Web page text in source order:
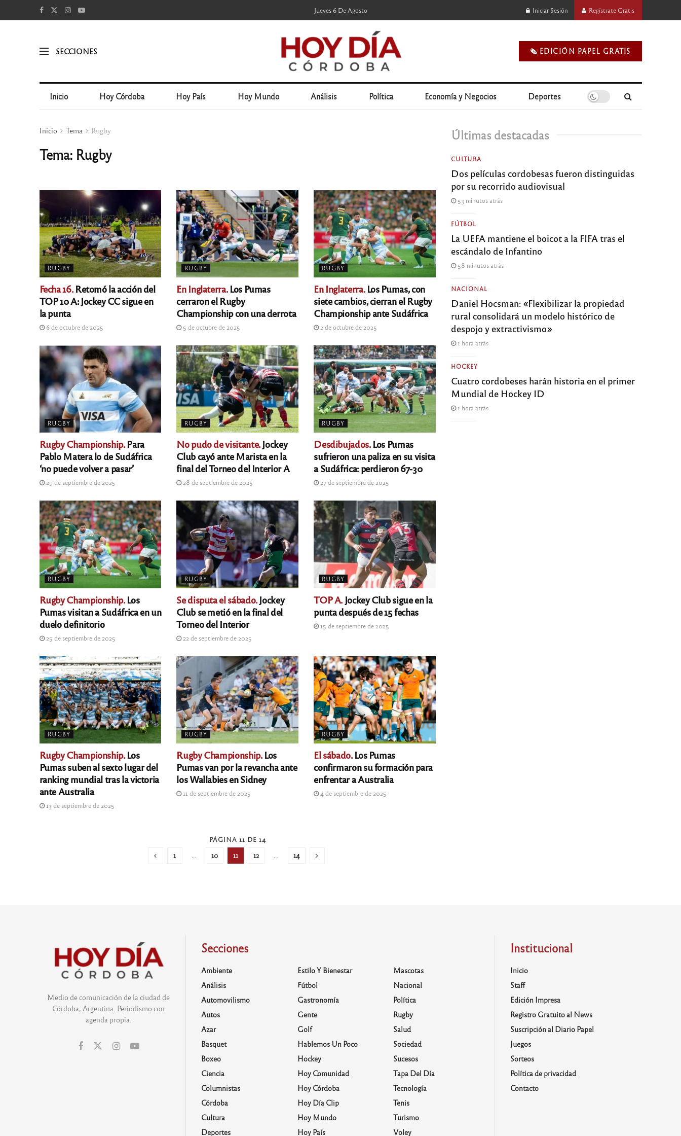
Jueves 6 De Agosto Iniciar Sesión Regístrate Gratis
SECCIONES 🗞️ EDICIÓN PAPEL GRATIS
Inicio Hoy Córdoba Hoy País Hoy Mundo Análisis Política Economía y Negocios Deportes
Inicio Tema Rugby
Tema: Rugby
RUGBY
Fecha 16.Retomó la acción del
TOP 10 A: Jockey CC sigue en
la punta
6 de octubre de 2025
RUGBY
En Inglaterra.Los Pumas
cerraron el Rugby
Championship con una derrota
5 de octubre de 2025
RUGBY
En Inglaterra.Los Pumas, con
siete cambios, cierran el Rugby
Championship ante Sudáfrica
2 de octubre de 2025
RUGBY
Rugby Championship.Para
Pablo Matera lo de Sudáfrica
‘no puede volver a pasar’
29 de septiembre de 2025
RUGBY
No pudo de visitante.Jockey
Club cayó ante Marista en la
final del Torneo del Interior A
28 de septiembre de 2025
RUGBY
Desdibujados.Los Pumas
sufrieron una paliza en su visita
a Sudáfrica: perdieron 67-30
27 de septiembre de 2025
RUGBY
Rugby Championship.Los
Pumas visitan a Sudáfrica en un
duelo definitorio
25 de septiembre de 2025
RUGBY
Se disputa el sábado.Jockey
Club se metió en la final del
Torneo del Interior
22 de septiembre de 2025
RUGBY
TOP A. Jockey Club sigue en la
punta después de 15 fechas
15 de septiembre de 2025
RUGBY
Rugby Championship.Los
Pumas suben al sexto lugar del
ranking mundial tras la victoria
ante Australia
13 de septiembre de 2025
RUGBY
Rugby Championship.Los
Pumas van por la revancha ante
los Wallabies en Sidney
11 de septiembre de 2025
RUGBY
El sábado.Los Pumas
confirmaron su formación para
enfrentar a Australia
4 de septiembre de 2025
PÁGINA 11 DE 14
1 10 11 12 14
Últimas destacadas
CULTURA
Dos películas cordobesas fueron distinguidas
por su recorrido audiovisual
53 minutos atrás
FÚTBOL
La UEFA mantiene el boicot a la FIFA tras el
escándalo de Infantino
58 minutos atrás
NACIONAL
Daniel Hocsman: «Flexibilizar la propiedad
rural consolidará un modelo histórico de
despojo y extractivismo»
1 hora atrás
HOCKEY
Cuatro cordobeses harán historia en el primer
Mundial de Hockey ID
1 hora atrás
Medio de comunicación de la ciudad de
Córdoba, Argentina. Periodismo con
agenda propia.
Secciones
Ambiente
Análisis
Automovilismo
Autos
Azar
Basquet
Boxeo
Ciencia
Columnistas
Córdoba
Cultura
Deportes
Estilo Y Bienestar
Fútbol
Gastronomía
Gente
Golf
Hablemos Un Poco
Hockey
Hoy Comunidad
Hoy Córdoba
Hoy Día Clip
Hoy Mundo
Hoy País
Mascotas
Nacional
Política
Rugby
Salud
Sociedad
Sucesos
Tapa Del Día
Tecnología
Tenis
Turismo
Voley
Institucional
Inicio
Staff
Edición Impresa
Registro Gratuito al News
Suscripción al Diario Papel
Juegos
Sorteos
Política de privacidad
Contacto